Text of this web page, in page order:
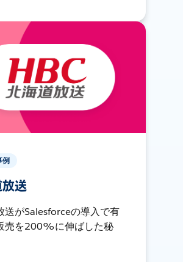
例
送
送がSalesforceの導入で有
売を200%に伸ばした秘